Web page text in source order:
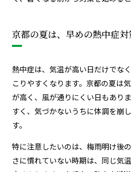
京都の夏は、早めの熱中症
熱中症は、気温が高い日だけでな
こりやすくなります。京都の夏は
が高く、風が通りにくい日もあり
すく、気づかないうちに体調を崩
す。
特に注意したいのは、梅雨明け後
さに慣れていない時期は、同じ気